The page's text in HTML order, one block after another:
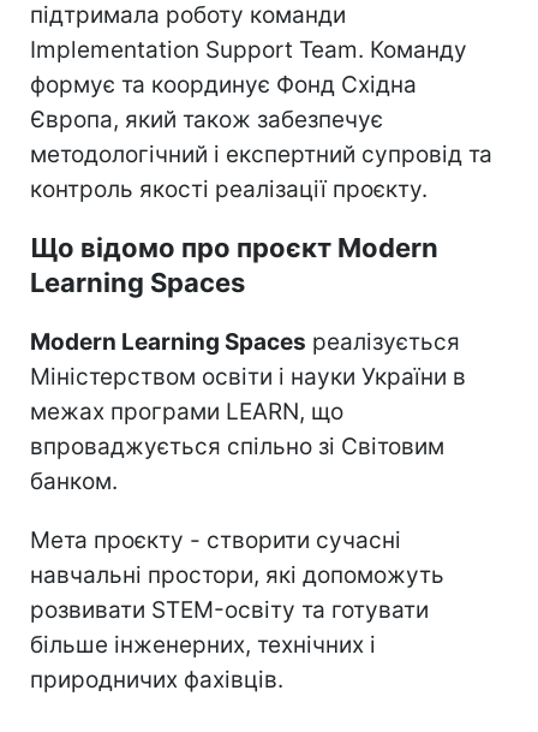
підтримала роботу команди
Implementation Support Team. Команду
формує та координує Фонд Східна
Європа, який також забезпечує
методологічний і експертний супровід та
контроль якості реалізації проєкту.
Що відомо про проєкт Modern
Learning Spaces
Modern Learning Spaces реалізується
Міністерством освіти і науки України в
межах програми LEARN, що
впроваджується спільно зі Світовим
банком.
Мета проєкту - створити сучасні
навчальні простори, які допоможуть
розвивати STEM-освіту та готувати
більше інженерних, технічних і
природничих фахівців.